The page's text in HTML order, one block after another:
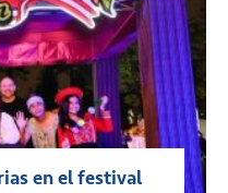
en el festival